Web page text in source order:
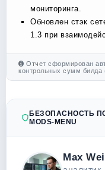
мониторинга.
Обновлен стэк
1.3 при
Отчет сформирован
контрольных сумм билда
БЕЗОПАСНОСТЬ
MODS-MENU
Max